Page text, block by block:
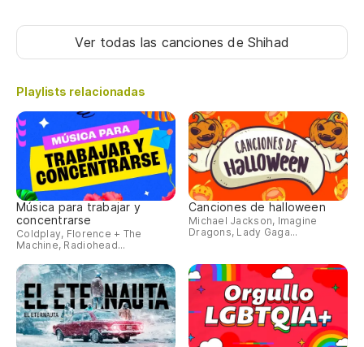
Ver todas las cancionesde Shihad
Playlists relacionadas
Música para trabajar y
concentrarse
Coldplay, Florence + The
Machine, Radiohead...
Canciones de halloween
Michael Jackson, Imagine
Dragons, Lady Gaga...